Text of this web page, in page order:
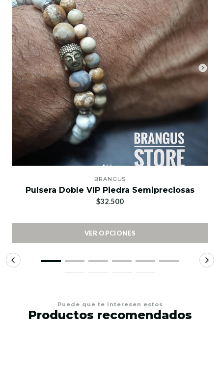
BRANGUS
Pulsera Doble VIP Piedra Semipreciosas
$32.500
VER OPCIONES
Puede que te interesen estos
Productos recomendados